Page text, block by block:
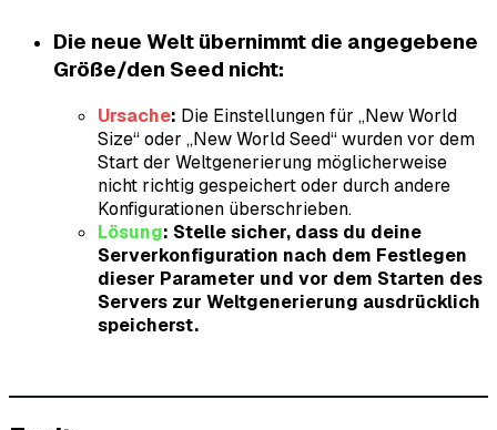
Die neue Welt übernimmt die angegebene
Größe/den Seed nicht:
Ursache: Die Einstellungen für „New World
Size“ oder „New World Seed“ wurden vor dem
Start der Weltgenerierung möglicherweise
nicht richtig gespeichert oder durch andere
Konfigurationen überschrieben.
Lösung: Stelle sicher, dass du deine
Serverkonfiguration nach dem Festlegen
dieser Parameter und vor dem Starten des
Servers zur Weltgenerierung ausdrücklich
speicherst.